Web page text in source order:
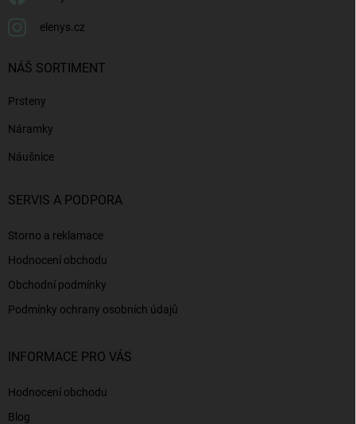
elenys.cz
NÁŠ SORTIMENT
Prsteny
Náramky
Náušnice
SERVIS A PODPORA
Storno a reklamace
Hodnocení obchodu
Obchodní podmínky
Podmínky ochrany osobních údajů
INFORMACE PRO VÁS
Hodnocení obchodu
Blog